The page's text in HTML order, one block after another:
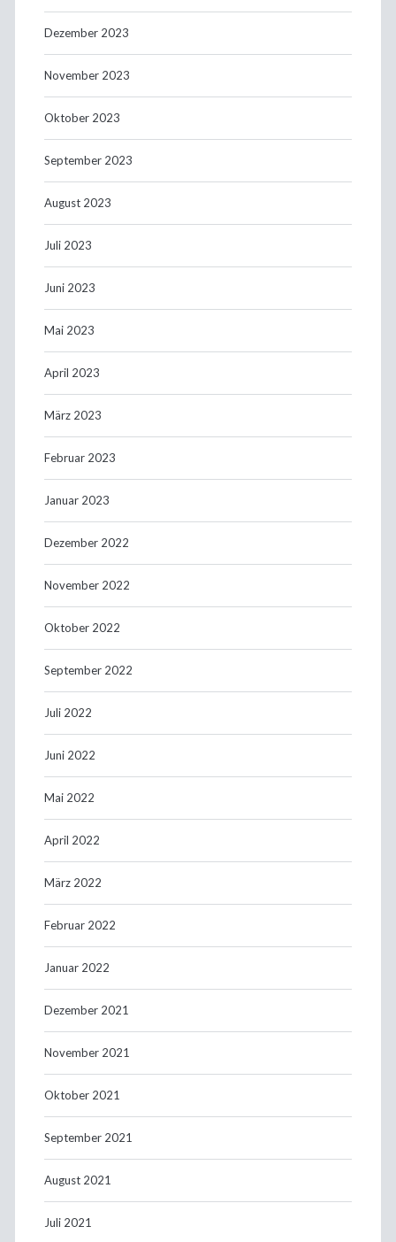
Dezember 2023
November 2023
Oktober 2023
September 2023
August 2023
Juli 2023
Juni 2023
Mai 2023
April 2023
März 2023
Februar 2023
Januar 2023
Dezember 2022
November 2022
Oktober 2022
September 2022
Juli 2022
Juni 2022
Mai 2022
April 2022
März 2022
Februar 2022
Januar 2022
Dezember 2021
November 2021
Oktober 2021
September 2021
August 2021
Juli 2021